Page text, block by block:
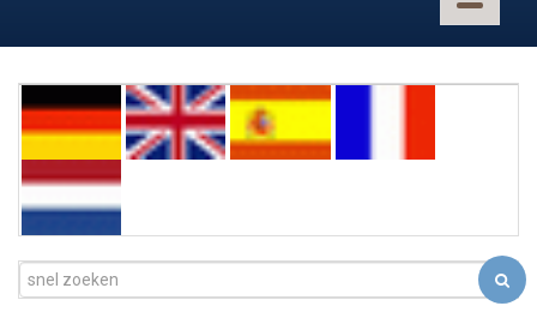
CONNECTOREN
EN
GEVLOCHTEN KOUS
EN